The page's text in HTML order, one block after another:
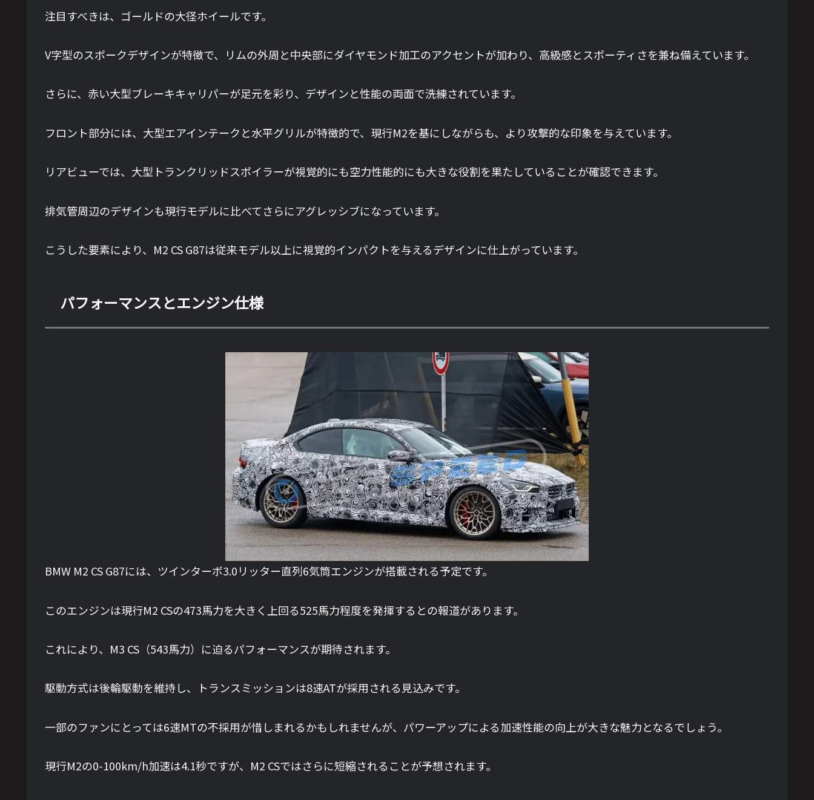
注目すべきは、ゴールドの大径ホイールです。
V字型のスポークデザインが特徴で、リムの外周と中央部にダイヤモンド加工のアクセントが加わり、高級感とスポーティさを兼ね備えています。
さらに、赤い大型ブレーキキャリパーが足元を彩り、デザインと性能の両面で洗練されています。
フロント部分には、大型エアインテークと水平グリルが特徴的で、現行M2を基にしながらも、より攻撃的な印象を与えています。
リアビューでは、大型トランクリッドスポイラーが視覚的にも空力性能的にも大きな役割を果たしていることが確認できます。
排気管周辺のデザインも現行モデルに比べてさらにアグレッシブになっています。
こうした要素により、M2 CS G87は従来モデル以上に視覚的インパクトを与えるデザインに仕上がっています。
パフォーマンスとエンジン仕様
BMW M2 CS G87には、ツインターボ3.0リッター直列6気筒エンジンが搭載される予定です。
このエンジンは現行M2 CSの473馬力を大きく上回る525馬力程度を発揮するとの報道があります。
これにより、M3 CS（543馬力）に迫るパフォーマンスが期待されます。
駆動方式は後輪駆動を維持し、トランスミッションは8速ATが採用される見込みです。
一部のファンにとっては6速MTの不採用が惜しまれるかもしれませんが、パワーアップによる加速性能の向上が大きな魅力となるでしょう。
現行M2の0-100km/h加速は4.1秒ですが、M2 CSではさらに短縮されることが予想されます。